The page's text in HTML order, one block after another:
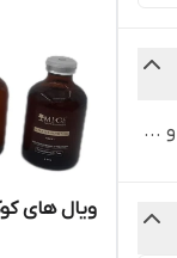
...
ویال های